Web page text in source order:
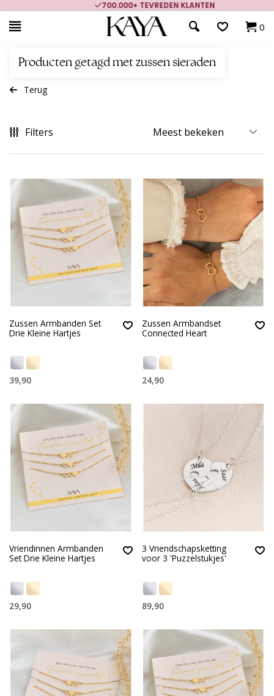
700.000+ TEVREDEN KLANTEN
0
Producten getagd met zussen sieraden
Terug
Filters
Zussen Armbanden Set
Drie Kleine Hartjes
39,90
Zussen Armbandset
Connected Heart
24,90
Vriendinnen Armbanden
Set Drie Kleine Hartjes
29,90
3 Vriendschapsketting
voor 3 'Puzzelstukjes'
89,90